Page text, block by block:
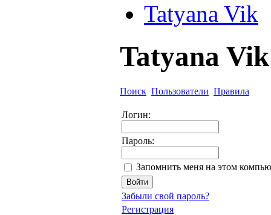
Tatyana Vik
Tatyana
Поиск Пользователи Правила
Логин:
Пароль:
Запомнить меня на этом
Забыли свой пароль?
Регистрация